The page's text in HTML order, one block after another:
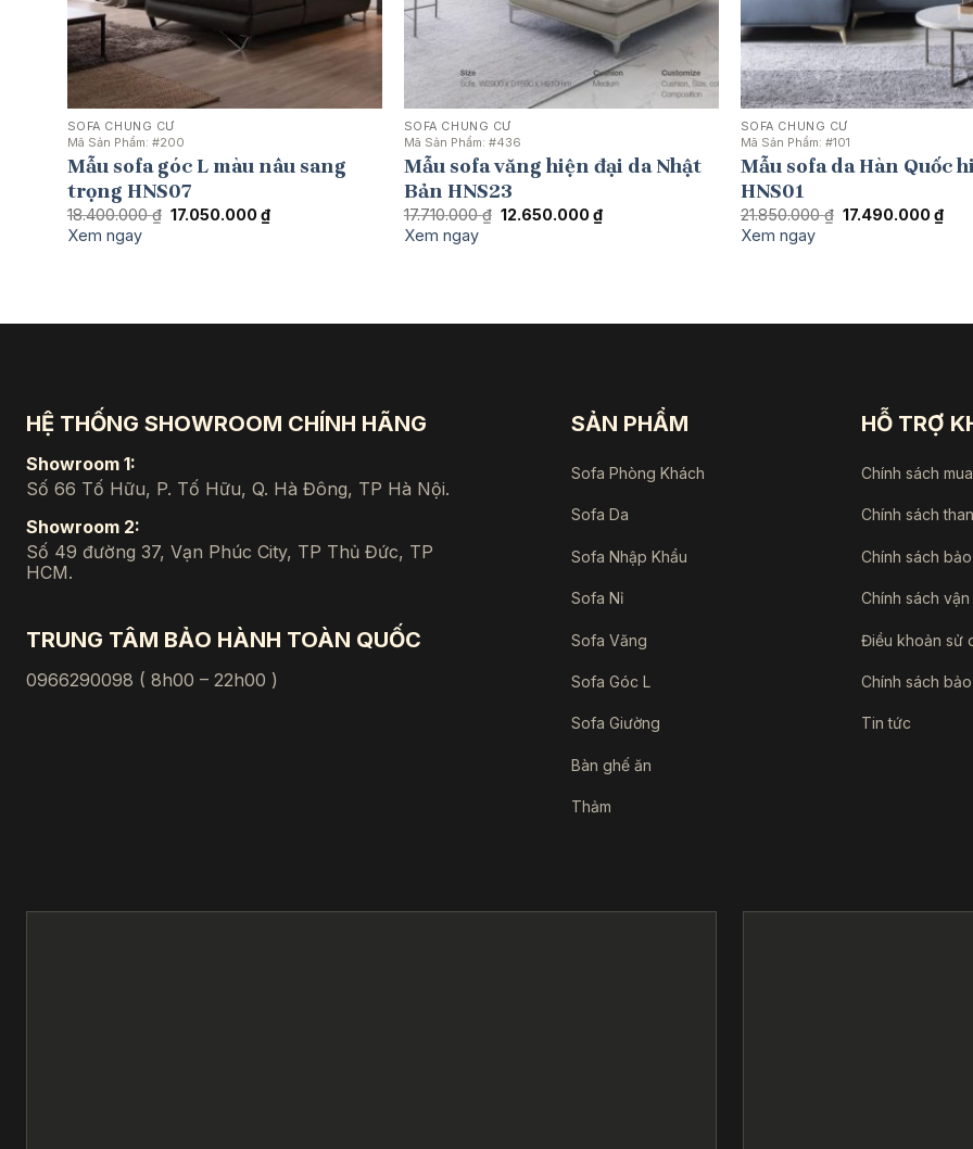
SOFA CHUNG CƯ
Mã Sản Phẩm: #200
Mẫu sofa góc L màu nâu sang
trọng HNS07
18.400.000₫ Giá
17.050.000₫Giá
Xem ngay
SOFA CHUNG CƯ
Mã Sản Phẩm: #436
Mẫu sofa văng hiện đại da Nhật
Bản HNS23
17.710.000₫ Giá
12.650.000₫Giá
Xem ngay
SOFA CHUNG CƯ
Mã Sản Phẩm: #101
Mẫu sofa da Hàn Quốc
HNS01
21.850.000₫ Giá
17.490.000₫Giá
Xem ngay
HỆ THỐNG SHOWROOM CHÍNH HÃNG
Showroom 1:
Số 66 Tố Hữu, P. Tố Hữu, Q. Hà Đông, TP Hà Nội.
Showroom 2:
Số 49 đường 37, Vạn Phúc City, TP Thủ Đức, TP
HCM.
TRUNG TÂM BẢO HÀNH TOÀN QUỐC
0966290098 ( 8h00 – 22h00 )
SẢN PHẨM
Sofa Phòng Khách
Sofa Da
Sofa Nhập Khẩu
Sofa Nỉ
Sofa Văng
Sofa Góc L
Sofa Giường
Bàn ghế ăn
Thảm
HỖ TRỢ
Chính sách
Chính sách
Chính sách
Chính sách
Điều khoản sử
Chính sách
Tin tức